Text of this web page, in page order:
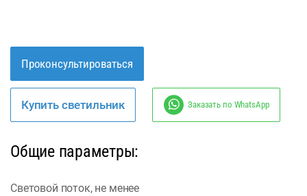
Проконсультироваться
Купить светильник Заказать по WhatsApp
Общие параметры:
Световой поток, не менее